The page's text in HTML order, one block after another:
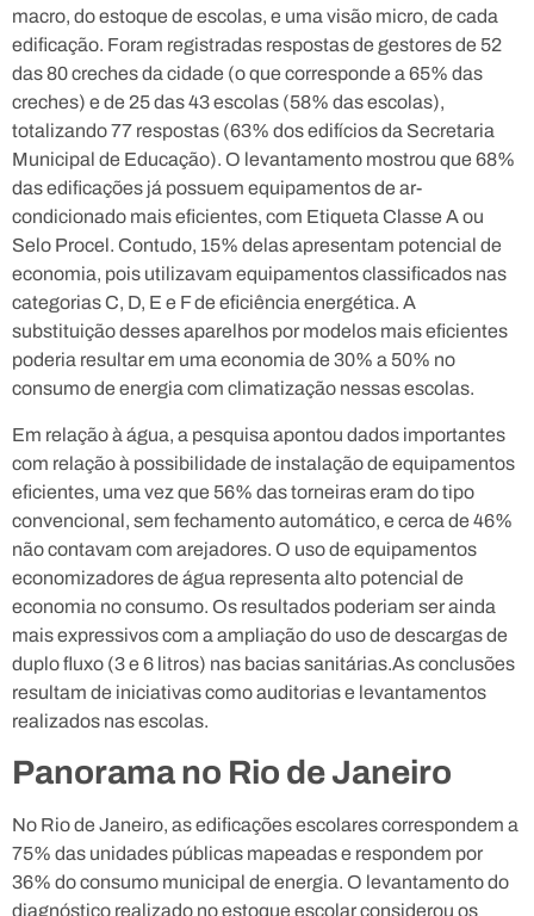
macro, do estoque de escolas, e uma visão micro, de cada
edificação. Foram registradas respostas de gestores de 52
das 80 creches da cidade (o que corresponde a 65% das
creches) e de 25 das 43 escolas (58% das escolas),
totalizando 77 respostas (63% dos edifícios da Secretaria
Municipal de Educação). O levantamento mostrou que 68%
das edificações já possuem equipamentos de ar-
condicionado mais eficientes, com Etiqueta Classe A ou
Selo Procel. Contudo, 15% delas apresentam potencial de
economia, pois utilizavam equipamentos classificados nas
categorias C, D, E e F de eficiência energética. A
substituição desses aparelhos por modelos mais eficientes
poderia resultar em uma economia de 30% a 50% no
consumo de energia com climatização nessas escolas.
Em relação à água, a pesquisa apontou dados importantes
com relação à possibilidade de instalação de equipamentos
eficientes, uma vez que 56% das torneiras eram do tipo
convencional, sem fechamento automático, e cerca de 46%
não contavam com arejadores. O uso de equipamentos
economizadores de água representa alto potencial de
economia no consumo. Os resultados poderiam ser ainda
mais expressivos com a ampliação do uso de descargas de
duplo fluxo (3 e 6 litros) nas bacias sanitárias.As conclusões
resultam de iniciativas como auditorias e levantamentos
realizados nas escolas.
Panorama no Rio de Janeiro
No Rio de Janeiro, as edificações escolares correspondem a
75% das unidades públicas mapeadas e respondem por
36% do consumo municipal de energia. O levantamentodo
diagnóstico realizado no estoque escolar considerou os